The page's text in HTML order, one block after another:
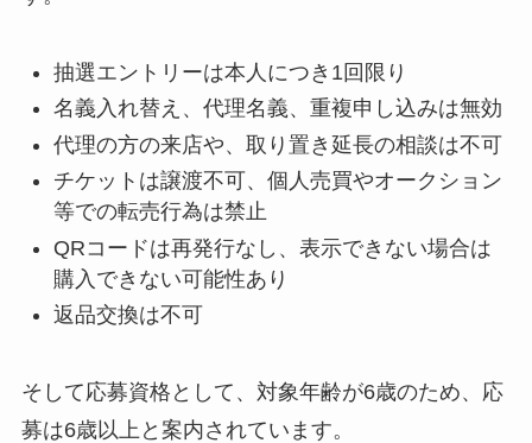
抽選エントリーは本人につき1回限り
名義入れ替え、代理名義、重複申し込みは無効
代理の方の来店や、取り置き延長の相談は不可
チケットは譲渡不可、個人売買やオークション
等での転売行為は禁止
QRコードは再発行なし、表示できない場合は
購入できない可能性あり
返品交換は不可
そして応募資格として、対象年齢が6歳のため、応
募は6歳以上と案内されています。